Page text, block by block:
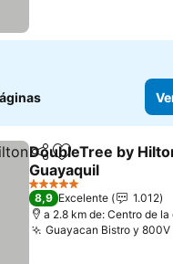
CompartirAgregar a
DoubleTree by
Guayaquil
5 Estrellas
8,9 Excelente
1.012
a 2.8 km de: Centro de
Guayacan Bistro y 800V